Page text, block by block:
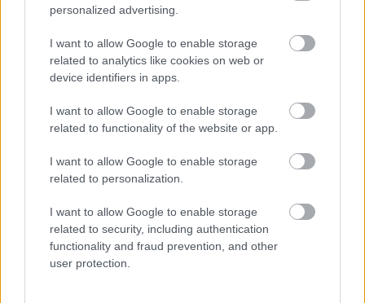
personalized advertising.
I want to allow Google to enable storage
related to analytics like cookies on web or
device identifiers in apps.
I want to allow Google to enable storage
related to functionality of the website or app.
I want to allow Google to enable storage
related to personalization.
I want to allow Google to enable storage
related to security, including authentication
functionality and fraud prevention, and other
user protection.
καθαρίζεις κάθε εβδομάδα
3-3-3 rule: Ο κανόνας που θα αλλάξει τον τρόπο
που ντύνεσαι
ΟΠΤΙΚΗ ΨΕΥΔΑΙΣΘΗΣΗ